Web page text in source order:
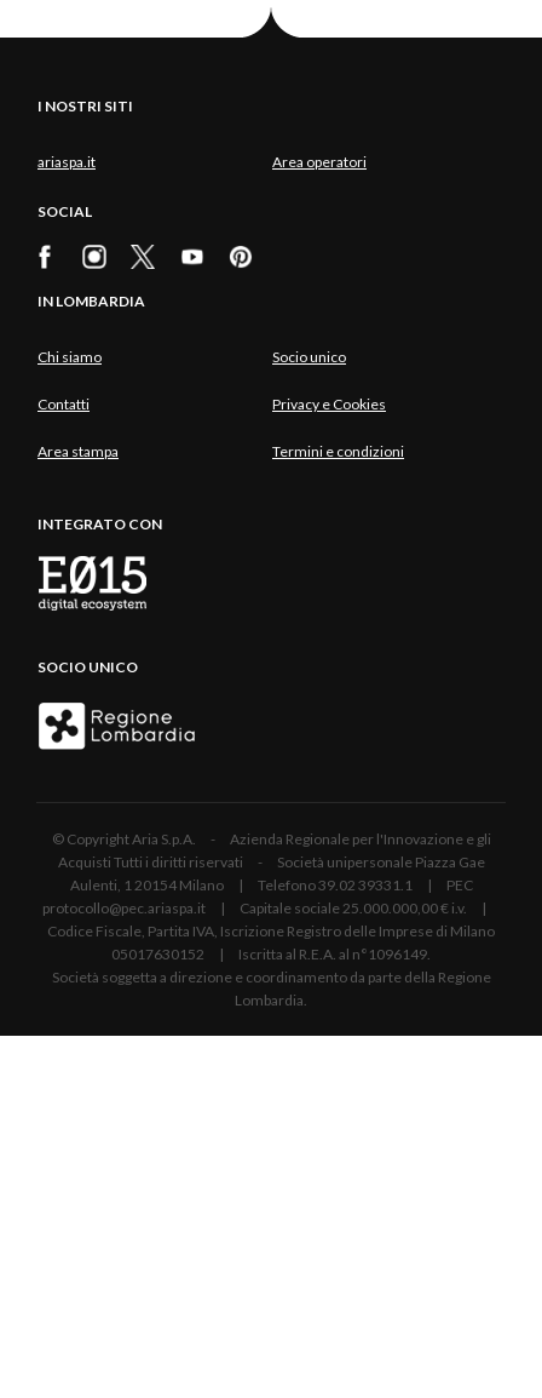
I NOSTRI SITI
ariaspa.it Area operatori
SOCIAL
IN LOMBARDIA
Chi siamo Socio unico
Contatti Privacy e Cookies
Area stampa Termini e condizioni
INTEGRATO CON
SOCIO UNICO
© Copyright Aria S.p.A. - Azienda Regionale per l'Innovazione e gli
Acquisti Tutti i diritti riservati - Società unipersonale Piazza Gae
Aulenti, 1 20154 Milano | Telefono 39.02 39331.1 | PEC
protocollo@pec.ariaspa.it | Capitale sociale 25.000.000,00 € i.v. |
Codice Fiscale, Partita IVA, Iscrizione Registro delle Imprese di Milano
05017630152 | Iscritta al R.E.A. al n°1096149.
Società soggetta a direzione e coordinamento da parte della Regione
Lombardia.